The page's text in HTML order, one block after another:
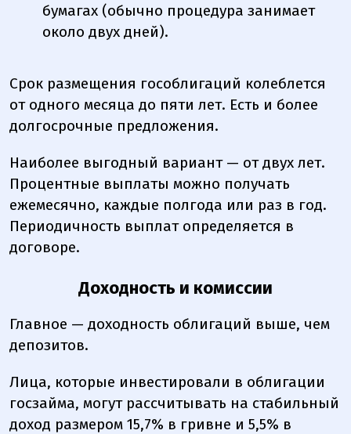
бумагах (обычно процедура занимает
около двух дней).
Срок размещения гособлигаций колеблется
от одного месяца до пяти лет. Есть и более
долгосрочные предложения.
Наиболее выгодный вариант — от двух лет.
Процентные выплаты можно получать
ежемесячно, каждые полгода или раз в год.
Периодичность выплат определяется в
договоре.
Доходность и комиссии
Главное — доходность облигаций выше, чем
депозитов.
Лица, которые инвестировали в облигации
госзайма, могут рассчитывать на стабильный
доход размером 15,7% в гривне и 5,5% в